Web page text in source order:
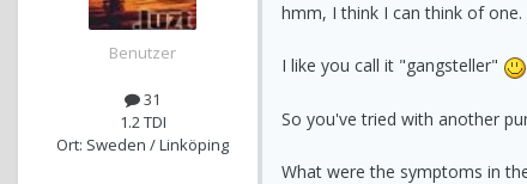
Benutzer
31
1.2 TDI
Ort: Sweden / Linköping
hmm, I think I can think of one.
I like you call it "gangsteller"
So you've tried with another
What were the symptoms in